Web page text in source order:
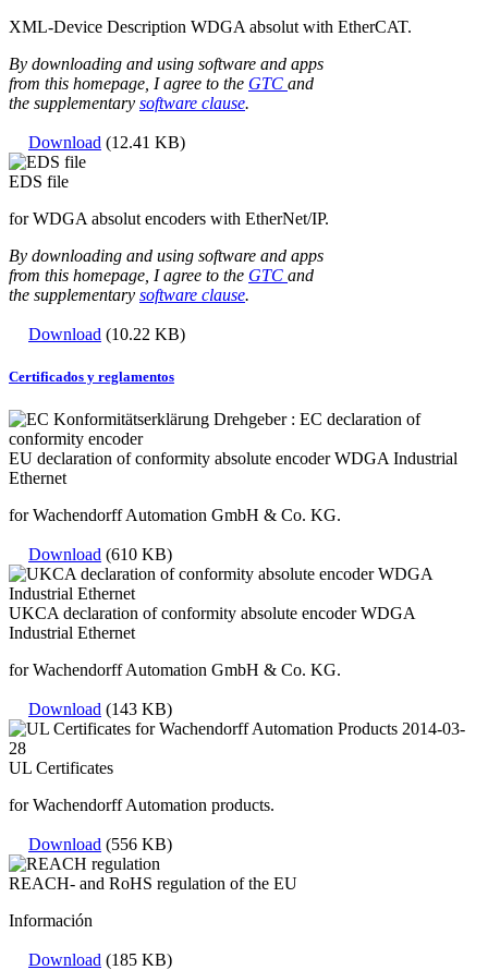
XML-Device Description WDGA absolut with EtherCAT.
By downloading and using software and apps
from this homepage, I agree to the GTC and
the supplementary software clause.
Download (12.41 KB)
EDS file
for WDGA absolut encoders with EtherNet/IP.
By downloading and using software and apps
from this homepage, I agree to the GTC and
the supplementary software clause.
Download (10.22 KB)
Certificados y reglamentos
EU declaration of conformity absolute encoder WDGA Industrial
Ethernet
for Wachendorff Automation GmbH & Co. KG.
Download (610 KB)
UKCA declaration of conformity absolute encoder WDGA
Industrial Ethernet
for Wachendorff Automation GmbH & Co. KG.
Download (143 KB)
UL Certificates
for Wachendorff Automation products.
Download (556 KB)
REACH- and RoHS regulation of the EU
Información
Download (185 KB)